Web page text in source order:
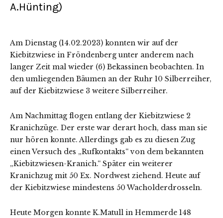
A.Hünting)
Am Dienstag (14.02.2023) konnten wir auf der
Kiebitzwiese in Fröndenberg unter anderem nach
langer Zeit mal wieder (6) Bekassinen beobachten. In
den umliegenden Bäumen an der Ruhr 10 Silberreiher,
auf der Kiebitzwiese 3 weitere Silberreiher.
Am Nachmittag flogen entlang der Kiebitzwiese 2
Kranichzüge. Der erste war derart hoch, dass man sie
nur hören konnte. Allerdings gab es zu diesen Zug
einen Versuch des „Rufkontakts“ von dem bekannten
„Kiebitzwiesen-Kranich.“ Später ein weiterer
Kranichzug mit 50 Ex. Nordwest ziehend. Heute auf
der Kiebitzwiese mindestens 50 Wacholderdrosseln.
Heute Morgen konnte K.Matull in Hemmerde 148